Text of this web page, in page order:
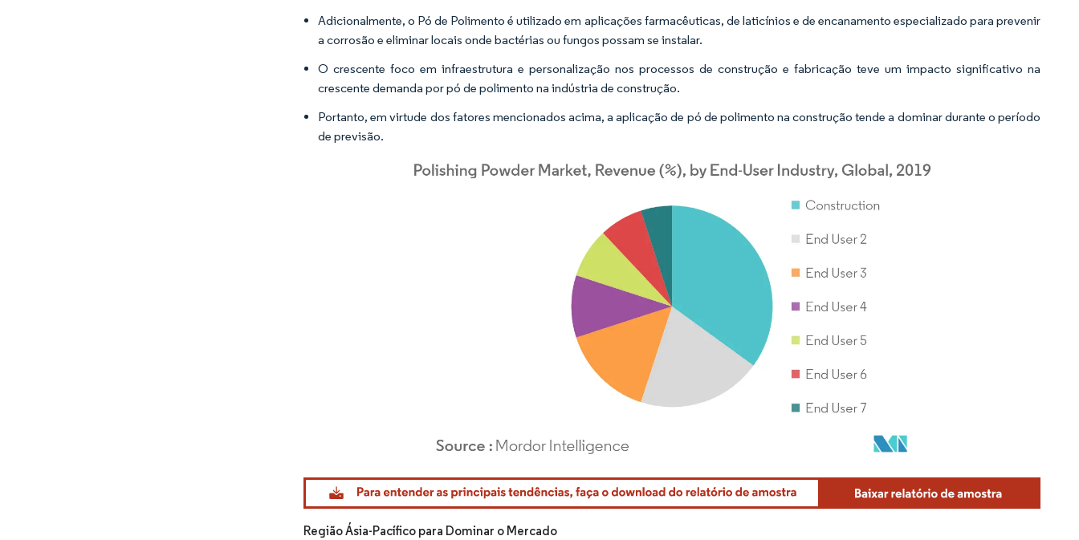
Adicionalmente, o Pó de Polimento é utilizado em aplicações farmacêuticas, de laticínios e de encanamento especializado para prevenir
a corrosão e eliminar locais onde bactérias ou fungos possam se instalar.
O crescente foco em infraestrutura e personalização nos processos de construção e fabricação teve um impacto significativo na
crescente demanda por pó de polimento na indústria de construção.
Portanto, em virtude dos fatores mencionados acima, a aplicação de pó de polimento na construção tende a dominar durante o período
de previsão.
Imagem © Mordor Intelligence. O reuso requer atribuição conforme CC BY 4.0.
Região Ásia-Pacífico para Dominar o Mercado